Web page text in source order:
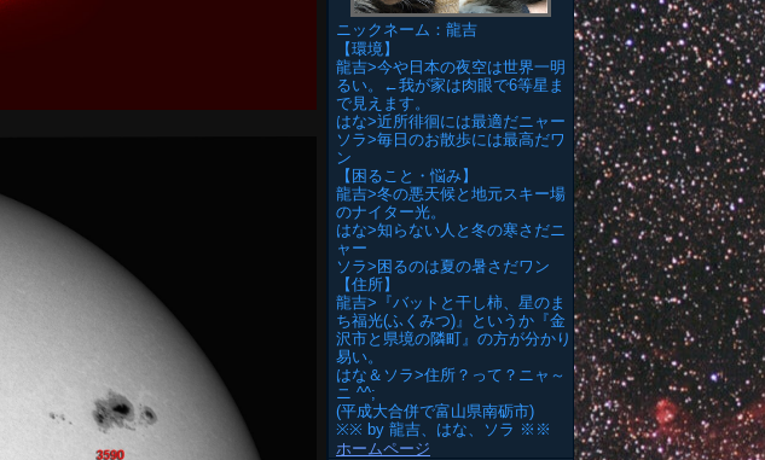
ニックネーム：龍吉
【環境】
龍吉>今や日本の夜空は世界一明
るい。←我が家は肉眼で6等星ま
で見えます。
はな>近所徘徊には最適だニャー
ソラ>毎日のお散歩には最高だワ
ン
【困ること・悩み】
龍吉>冬の悪天候と地元スキー場
のナイター光。
はな>知らない人と冬の寒さだニ
ャー
ソラ>困るのは夏の暑さだワン
【住所】
龍吉>『バットと干し柿、星のま
ち福光(ふくみつ)』というか『金
沢市と県境の隣町』の方が分かり
易い。
はな＆ソラ>住所？って？ニャ～
ニ ^^;
(平成大合併で富山県南砺市)
※※ by 龍吉、はな、ソラ ※※
ホームページ